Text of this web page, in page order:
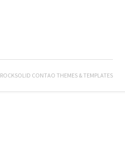
ROCKSOLID CONTAO THEMES & TEMPLATES